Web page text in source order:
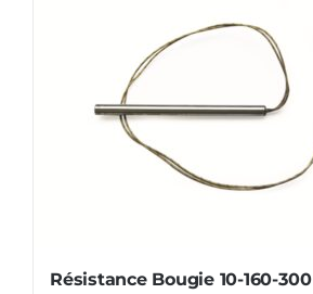
Résistance Bougie 10-160-300